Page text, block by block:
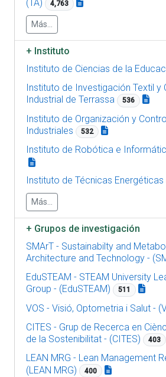
(TA) 4,763
Más...
+ Instituto
Instituto de Ciencias de la
Instituto de Investigación Textil y
Industrial de Terrassa
536
Instituto de Organización y
Industriales
532
Instituto de Robótica e
Instituto de Técnicas Energéticas
Más...
+ Grupos de investigación
SMArT - Sustainabilty and
Architecture and Technology -
EduSTEAM - STEAM University
Group - (EduSTEAM)
511
VOS - Visió, Optometria i Salut -
CITES - Grup de Recerca en
de la Sostenibilitat - (CITES)
403
LEAN MRG - Lean Management
(LEAN MRG)
400